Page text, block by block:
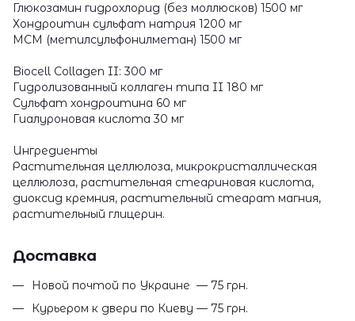
Глюкозамин гидрохлорид (без моллюсков) 1500 мг
Хондроитин сульфат натрия 1200 мг
МСМ (метилсульфонилметан) 1500 мг
Biocell Collagen II: 300 мг
Гидролизованный коллаген типа II 180 мг
Сульфат хондроитина 60 мг
Гиалуроновая кислота 30 мг
Ингредиенты
Растительная целлюлоза, микрокристаллическая
целлюлоза, растительная стеариновая кислота,
диоксид кремния, растительный стеарат магния,
растительный глицерин.
Доставка
Новой почтой по Украине — 75 грн.
Курьером к двери по Киеву — 75 грн.